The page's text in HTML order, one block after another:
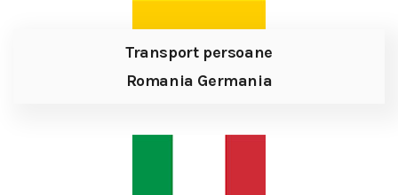
Transport persoane
Romania Germania